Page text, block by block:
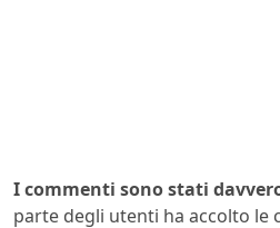
I commenti sono stati
parte degli utenti ha accolto le